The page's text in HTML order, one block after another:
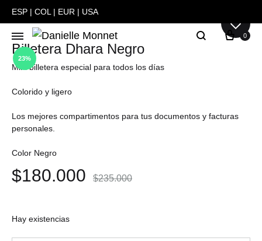
ESP | COL | EUR | USA
Danielle
Monnet
Carteras
y
hechas
a
mano
en
0
23%
Billetera Dhara Negro
Mini billetera especial para todos los días
Colorido y ligero
Los mejores compartimentos para tus documentos y facturas
personales.
Color Negro
$180.000 $235.000
Hay existencias